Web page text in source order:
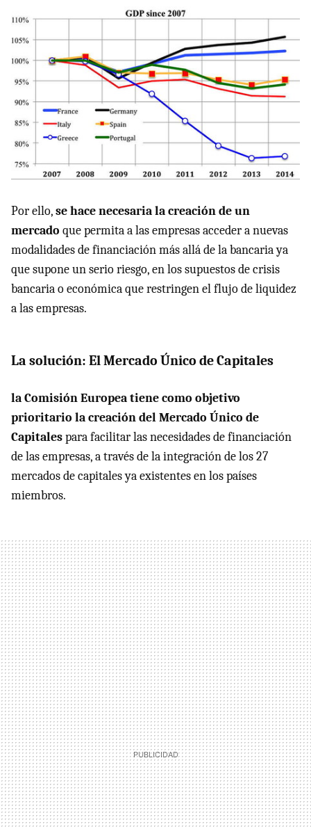
Por ello,se hace necesaria la creación de un
mercado que permita a las empresas acceder a nuevas
modalidades de financiación más allá de la bancaria ya
que supone un serio riesgo, en los supuestos de crisis
bancaria o económica que restringen el flujo de liquidez
a las empresas.
La solución: El Mercado Único de Capitales
la Comisión Europea tiene como objetivo
prioritario la creación del Mercado Único de
Capitalespara facilitar las necesidades de financiación
de las empresas, a través de la integración de los 27
mercados de capitales ya existentes en los países
miembros.